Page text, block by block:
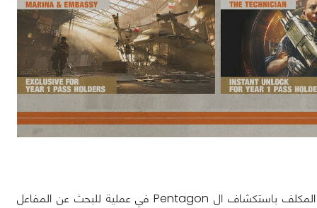
تتلخص القصة التي تمهد لمهمتان رئيسيتان في وصول إرسال غريب من أحد العملاء المكلف باستكشاف ال Pentagon في عملية للبحث عن المفاعل